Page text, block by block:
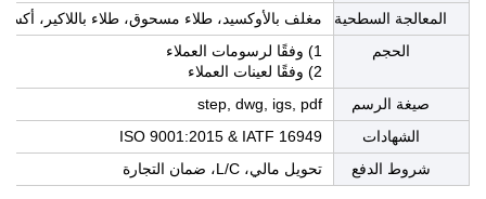
المعالجة السطحية
مغلف بالأوكسيد، طلاء مسحوق، طلاء باللاكير، أكسيد
الحجم
صيغة الرسم
step, dwg, igs, pdf
الشهادات
ISO 9001:2015 & IATF 16949
شروط الدفع
تحويل مالي، L/C، ضمان التجارة